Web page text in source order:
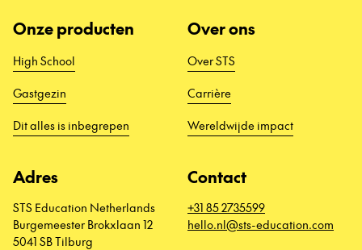
Onze producten
High School
Gastgezin
Dit alles is inbegrepen
Over ons
Over STS
Carrière
Wereldwijde impact
Adres
STS Education Netherlands
Burgemeester Brokxlaan 12
5041 SB Tilburg
Contact
+31 85 2735599
hello.nl@sts-education.com